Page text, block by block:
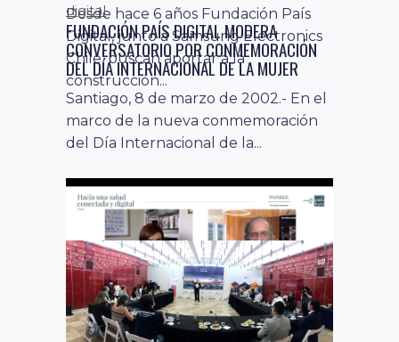
digital
FUNDACIÓN PAÍS DIGITAL MODERA
CONVERSATORIO POR CONMEMORACIÓN
DEL DÍA INTERNACIONAL DE LA MUJER
Santiago, 8 de marzo de 2002.- En el
marco de la nueva conmemoración
del Día Internacional de la...
Desde hace 6 años Fundación País
Digital, junto a Samsung Electronics
Chile, buscan aportar a la
construcción...